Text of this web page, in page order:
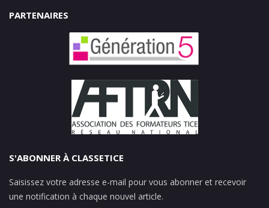
PARTENAIRES
S'ABONNER À CLASSETICE
Saisissez votre adresse e-mail pour vous abonner et recevoir
une notification à chaque nouvel article.